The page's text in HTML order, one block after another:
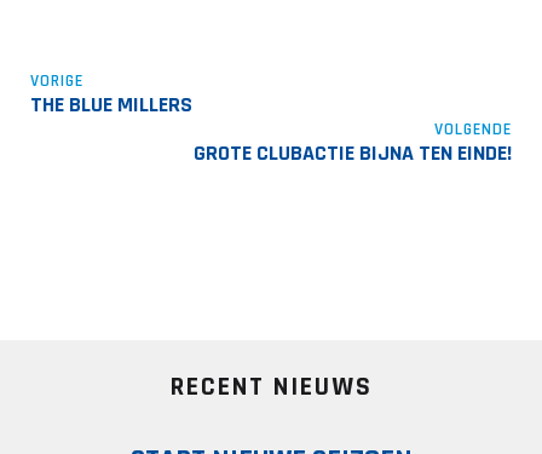
VORIGE
THE BLUE MILLERS
VOLGENDE
GROTE CLUBACTIE BIJNA TEN EINDE!
RECENT NIEUWS